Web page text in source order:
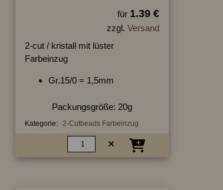
für 1.39 €
zzgl. Versand
2-cut / kristall mit lüster
Farbeinzug
Gr.15/0 = 1,5mm
Packungsgröße: 20g
Kategorie: 2-Cutbeads Farbeinzug